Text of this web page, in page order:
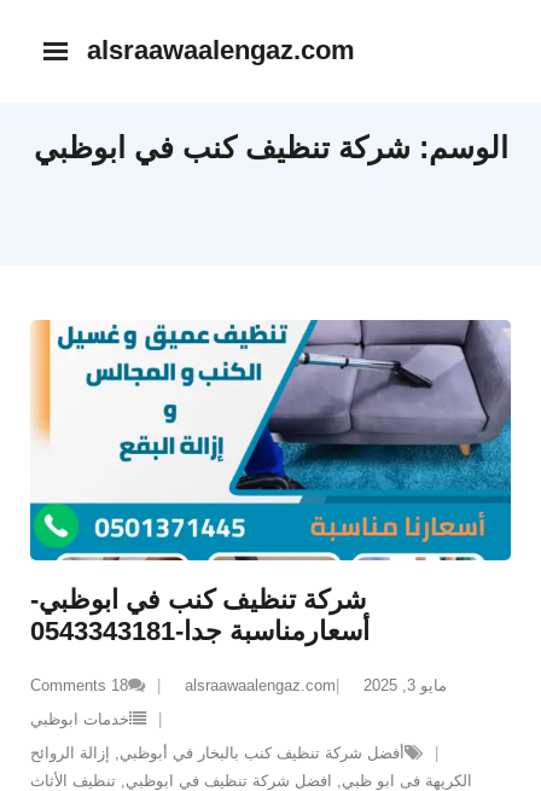
alsraawaalengaz.com
الوسم: شركة تنظيف كنب في ابوظبي
شركة تنظيف كنب في ابوظبي-
أسعارمناسبة جدا-0543343181
مايو 3, 2025 alsraawaalengaz.com
18
Comments
خدمات ابوظبي
أفضل شركة تنظيف كنب بالبخار في أبوظبي, إزالة الروائح
الكريهة فى ابو ظبي, افضل شركة تنظيف في ابوظبي, تنظيف الأثاث